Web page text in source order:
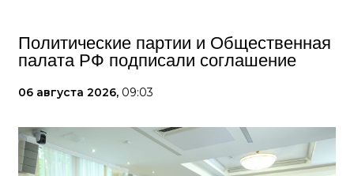
Политические партии и Общественная
палата РФ подписали соглашение
06 августа 2026, 09:03